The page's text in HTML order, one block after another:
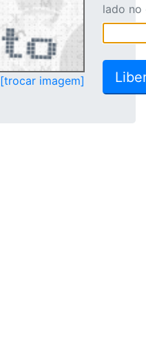
[trocar imagem]
lado no